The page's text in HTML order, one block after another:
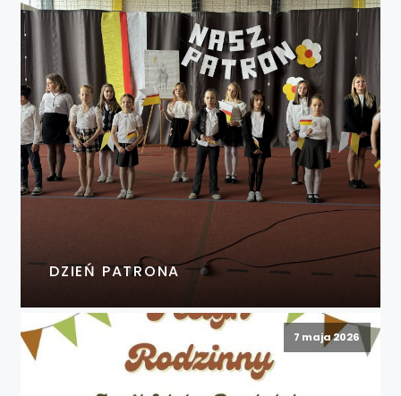
DZIEŃ PATRONA
7 maja 2026